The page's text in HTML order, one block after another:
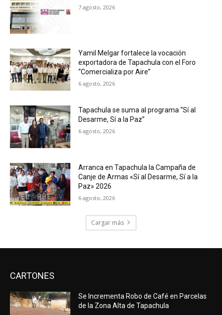
7 agosto, 2026
Yamil Melgar fortalece la vocación
exportadora de Tapachula con el Foro
“Comercializa por Aire”
6 agosto, 2026
Tapachula se suma al programa “Sí al
Desarme, Sí a la Paz”
6 agosto, 2026
Arranca en Tapachula la Campaña de
Canje de Armas «Sí al Desarme, Sí a la
Paz» 2026
6 agosto, 2026
Cargar más
CARTONES
Se Incrementa Robo de Café en Parcelas
de la Zona Alta de Tapachula